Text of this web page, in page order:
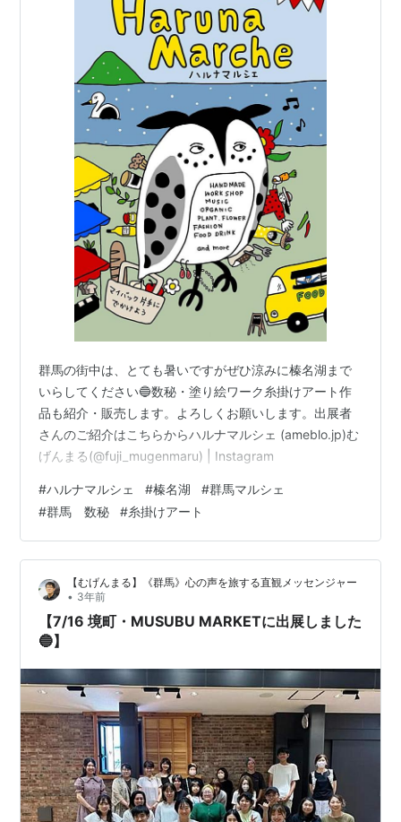
群馬の街中は、とても暑いですがぜひ涼みに榛名湖まで
いらしてください🔵数秘・塗り絵ワーク糸掛けアート作
品も紹介・販売します。よろしくお願いします。出展者
さんのご紹介はこちらからハルナマルシェ (ameblo.jp)む
げんまる(@fuji_mugenmaru) | Instagram
#ハルナマルシェ #榛名湖 #群馬マルシェ
#群馬 数秘 #糸掛けアート
【むげんまる】《群馬》心の声を旅する直観メッセンジャー
• 3年前
【7/16 境町・MUSUBU MARKETに出展しました
🔵】